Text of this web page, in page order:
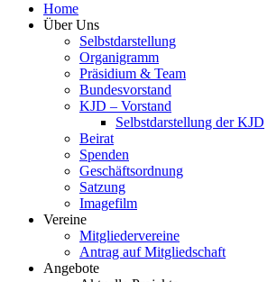
Home
Über Uns
Selbstdarstellung
Organigramm
Präsidium & Team
Bundesvorstand
KJD – Vorstand
Selbstdarstellung der KJD
Beirat
Spenden
Geschäftsordnung
Satzung
Imagefilm
Vereine
Mitgliedervereine
Antrag auf Mitgliedschaft
Angebote